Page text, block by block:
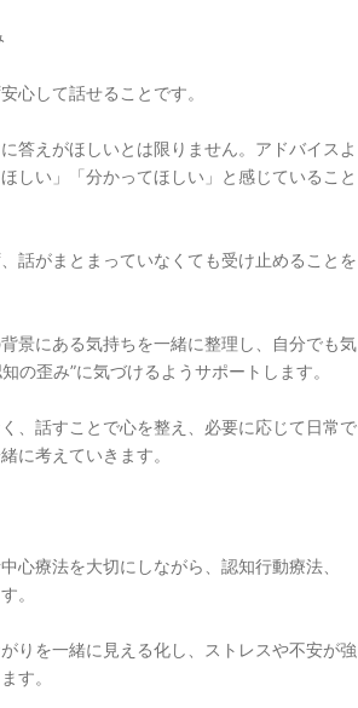
心して話せることです。
答えがほしいとは限りません。アドバイスよ
しい」「分かってほしい」と感じていること
話がまとまっていなくても受け止めることを
景にある気持ちを一緒に整理し、自分でも気
の歪み”に気づけるようサポートします。
、話すことで心を整え、必要に応じて日常で
に考えていきます。
心療法を大切にしながら、認知行動療法、
。
りを一緒に見える化し、ストレスや不安が強
す。